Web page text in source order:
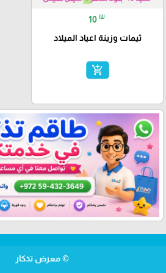
10 ₪
ثيمات وزينة اعياد الميلاد
add_shopping_cart
© معرض تذكار